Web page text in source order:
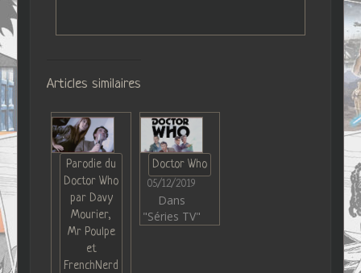
Articles similaires
Parodie du
Doctor Who
par Davy
Mourier,
Mr Poulpe
et
FrenchNerd
Doctor Who
05/12/2019
Dans
"Séries TV"